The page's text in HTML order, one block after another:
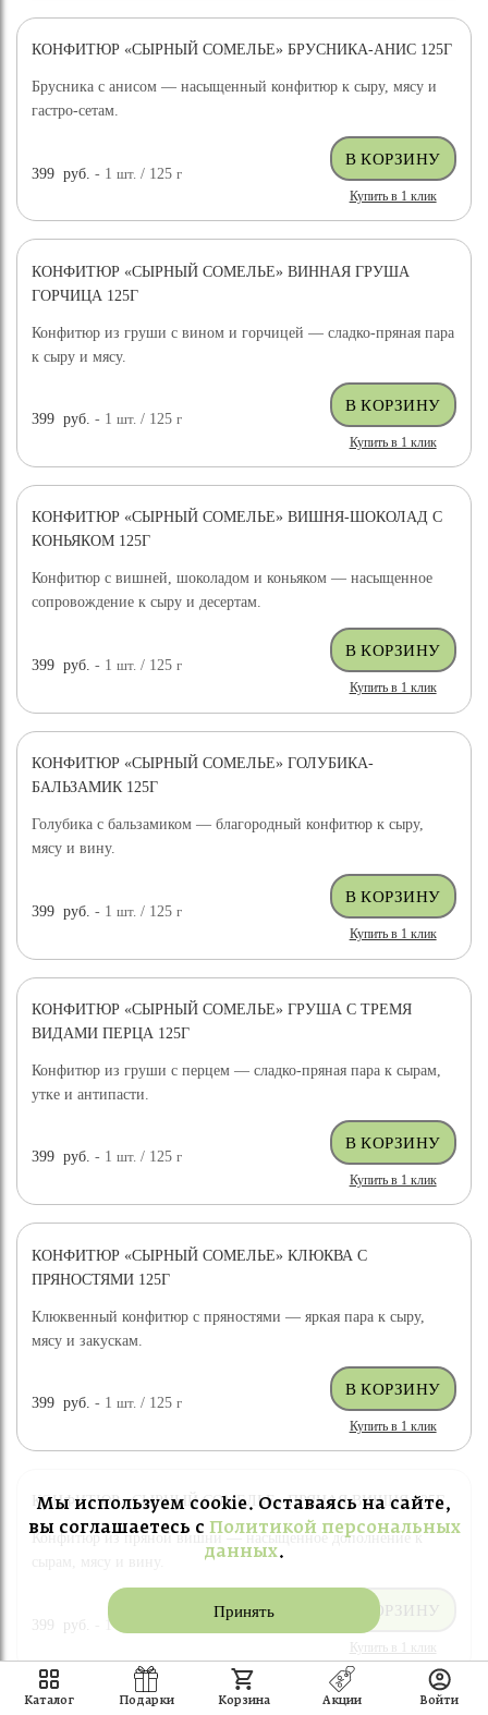
КОНФИТЮР «СЫРНЫЙ СОМЕЛЬЕ» БРУСНИКА-АНИС 125Г
Брусника с анисом — насыщенный конфитюр к сыру, мясу и
гастро-сетам.
399 руб. - 1шт. / 125г
Купить в 1 клик
КОНФИТЮР «СЫРНЫЙ СОМЕЛЬЕ» ВИННАЯ ГРУША
ГОРЧИЦА 125Г
Конфитюр из груши с вином и горчицей — сладко-пряная пара
к сыру и мясу.
399 руб. - 1шт. / 125г
Купить в 1 клик
КОНФИТЮР «СЫРНЫЙ СОМЕЛЬЕ» ВИШНЯ-ШОКОЛАД С
КОНЬЯКОМ 125Г
Конфитюр с вишней, шоколадом и коньяком — насыщенное
сопровождение к сыру и десертам.
399 руб. - 1шт. / 125г
Купить в 1 клик
КОНФИТЮР «СЫРНЫЙ СОМЕЛЬЕ» ГОЛУБИКА-
БАЛЬЗАМИК 125Г
Голубика с бальзамиком — благородный конфитюр к сыру,
мясу и вину.
399 руб. - 1шт. / 125г
Купить в 1 клик
КОНФИТЮР «СЫРНЫЙ СОМЕЛЬЕ» ГРУША С ТРЕМЯ
ВИДАМИ ПЕРЦА 125Г
Конфитюр из груши с перцем — сладко-пряная пара к сырам,
утке и антипасти.
399 руб. - 1шт. / 125г
Купить в 1 клик
КОНФИТЮР «СЫРНЫЙ СОМЕЛЬЕ» КЛЮКВА С
ПРЯНОСТЯМИ 125Г
Клюквенный конфитюр с пряностями — яркая пара к сыру,
мясу и закускам.
399 руб. - 1шт. / 125г
Купить в 1 клик
КОНФИТЮР «СЫРНЫЙ СОМЕЛЬЕ» ПРЯНАЯ ВИШНЯ 125Г
Конфитюр из пряной вишни — насыщенное дополнение к
399 руб. - 1
Купить в 1 клик
Мы используем cookie. Оставаясь на сайте,
вы соглашаетесь с Политикой персональных
данных.
Принять
Каталог Подарки Корзина Акции Войти